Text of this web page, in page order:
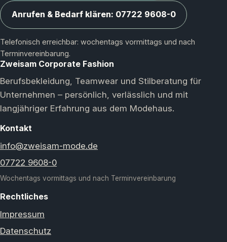
Anrufen & Bedarf klären: 07722 9608-0
Telefonisch erreichbar: wochentags vormittags und nach
Terminvereinbarung.
Zweisam Corporate Fashion
Berufsbekleidung, Teamwear und Stilberatung für
Unternehmen – persönlich, verlässlich und mit
langjähriger Erfahrung aus dem Modehaus.
Kontakt
info@zweisam-mode.de
07722 9608-0
Wochentags vormittags und nach Terminvereinbarung
Rechtliches
Impressum
Datenschutz